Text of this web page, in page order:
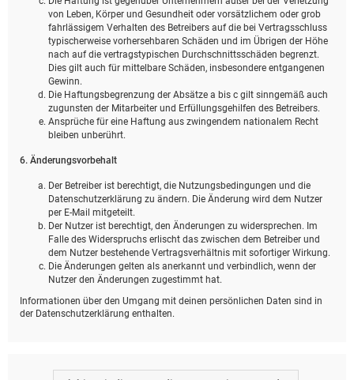
von Leben, Körper und Gesundheit oder vorsätzlichem oder grob
fahrlässigem Verhalten des Betreibers auf die bei Vertragsschluss
typischerweise vorhersehbaren Schäden und im Übrigen der Höhe
nach auf die vertragstypischen Durchschnittsschäden begrenzt.
Dies gilt auch für mittelbare Schäden, insbesondere entgangenen
Gewinn.
Die Haftungsbegrenzung der Absätze a bis c gilt sinngemäß auch
zugunsten der Mitarbeiter und Erfüllungsgehilfen des Betreibers.
Ansprüche für eine Haftung aus zwingendem nationalem Recht
bleiben unberührt.
6. Änderungsvorbehalt
Der Betreiber ist berechtigt, die Nutzungsbedingungen und die
Datenschutzerklärung zu ändern. Die Änderung wird dem Nutzer
per E-Mail mitgeteilt.
Der Nutzer ist berechtigt, den Änderungen zu widersprechen. Im
Falle des Widerspruchs erlischt das zwischen dem Betreiber und
dem Nutzer bestehende Vertragsverhältnis mit sofortiger Wirkung.
Die Änderungen gelten als anerkannt und verbindlich, wenn der
Nutzer den Änderungen zugestimmt hat.
Informationen über den Umgang mit deinen persönlichen Daten sind in
der Datenschutzerklärung enthalten.